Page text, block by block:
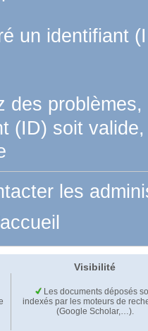
un identifiant
des
(ID) soit
les
Visibilité
Les documents déposés
indexés par les moteurs de
(Google Scholar,…).